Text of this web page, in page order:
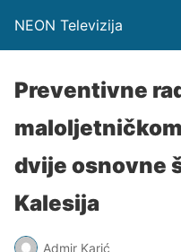
NEON Televizija
Preventivne
dvije osnovne
Kalesija
Admir Karić